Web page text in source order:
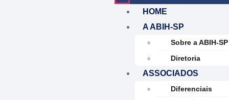
HOME
A ABIH-SP
Sobre a ABIH-SP
Diretoria
ASSOCIADOS
Diferenciais